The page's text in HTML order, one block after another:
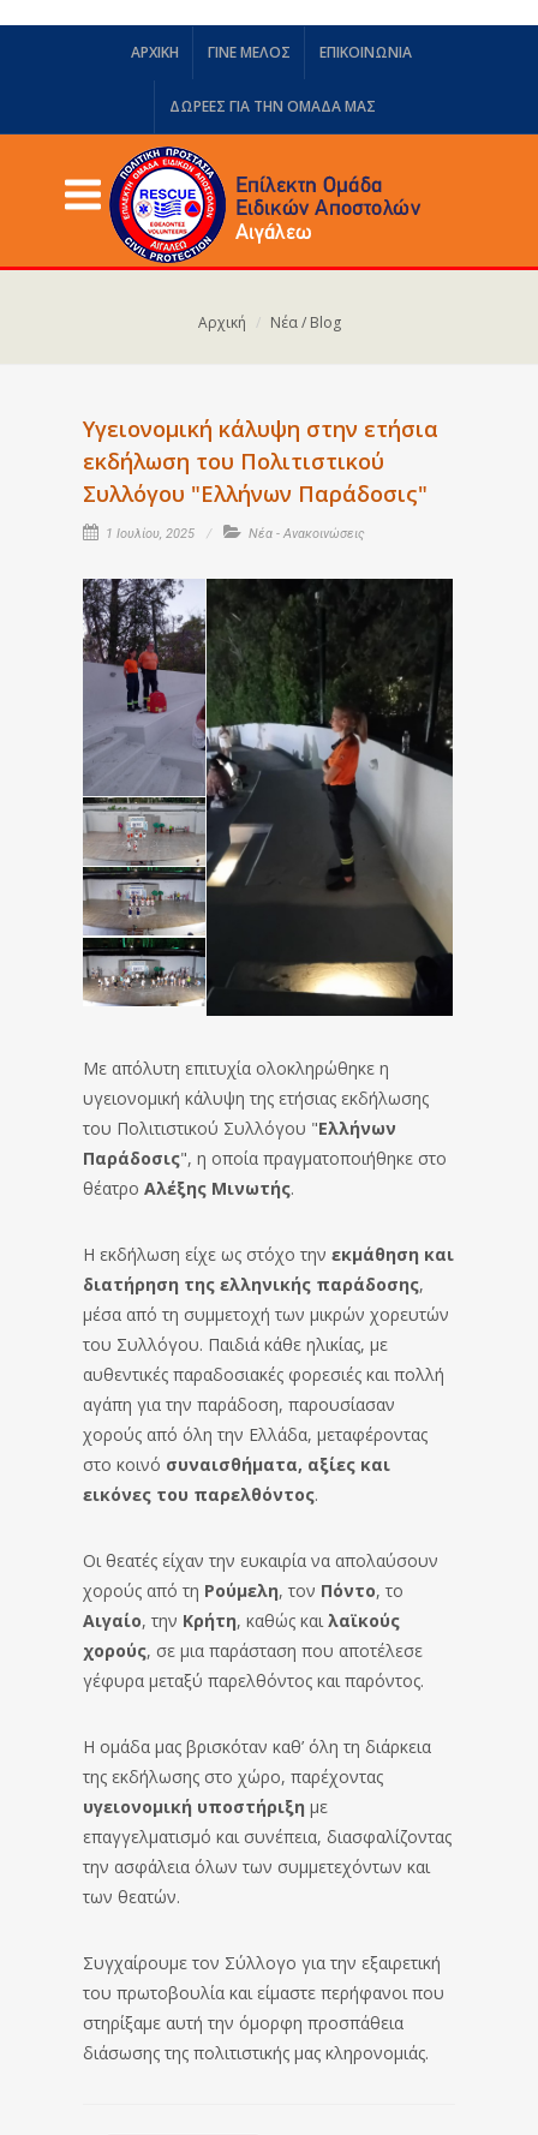
ΑΡΧΙΚΗ ΓΙΝΕ ΜΕΛΟΣ ΕΠΙΚΟΙΝΩΝΙΑ
ΔΩΡΕΈΣ ΓΙΑ ΤΗΝ ΟΜΆΔΑ ΜΑΣ
Αρχική Νέα / Blog
Υγειονομική κάλυψη στην ετήσια
εκδήλωση του Πολιτιστικού
Συλλόγου "Ελλήνων Παράδοσις"
1 Ιουλίου, 2025 Νέα - Ανακοινώσεις
Με απόλυτη επιτυχία ολοκληρώθηκε η
υγειονομική κάλυψη της ετήσιας εκδήλωσης
του Πολιτιστικού Συλλόγου "Ελλήνων
Παράδοσις", η οποία πραγματοποιήθηκε στο
θέατρο Αλέξης Μινωτής.
Η εκδήλωση είχε ως στόχο την εκμάθηση και
διατήρηση της ελληνικής παράδοσης,
μέσα από τη συμμετοχή των μικρών χορευτών
του Συλλόγου. Παιδιά κάθε ηλικίας, με
αυθεντικές παραδοσιακές φορεσιές και πολλή
αγάπη για την παράδοση, παρουσίασαν
χορούς από όλη την Ελλάδα, μεταφέροντας
στο κοινό συναισθήματα, αξίες και
εικόνες του παρελθόντος.
Οι θεατές είχαν την ευκαιρία να απολαύσουν
χορούς από τη Ρούμελη, τον Πόντο, το
Αιγαίο, την Κρήτη, καθώς καιλαϊκούς
χορούς, σε μια παράσταση που αποτέλεσε
γέφυρα μεταξύ παρελθόντος και παρόντος.
Η ομάδα μας βρισκόταν καθ’ όλη τη διάρκεια
της εκδήλωσης στο χώρο, παρέχοντας
υγειονομική υποστήριξη με
επαγγελματισμό και συνέπεια, διασφαλίζοντας
την ασφάλεια όλων των συμμετεχόντων και
των θεατών.
Συγχαίρουμε τον Σύλλογο για την εξαιρετική
του πρωτοβουλία και είμαστε περήφανοι που
στηρίξαμε αυτή την όμορφη προσπάθεια
διάσωσης της πολιτιστικής μας κληρονομιάς.